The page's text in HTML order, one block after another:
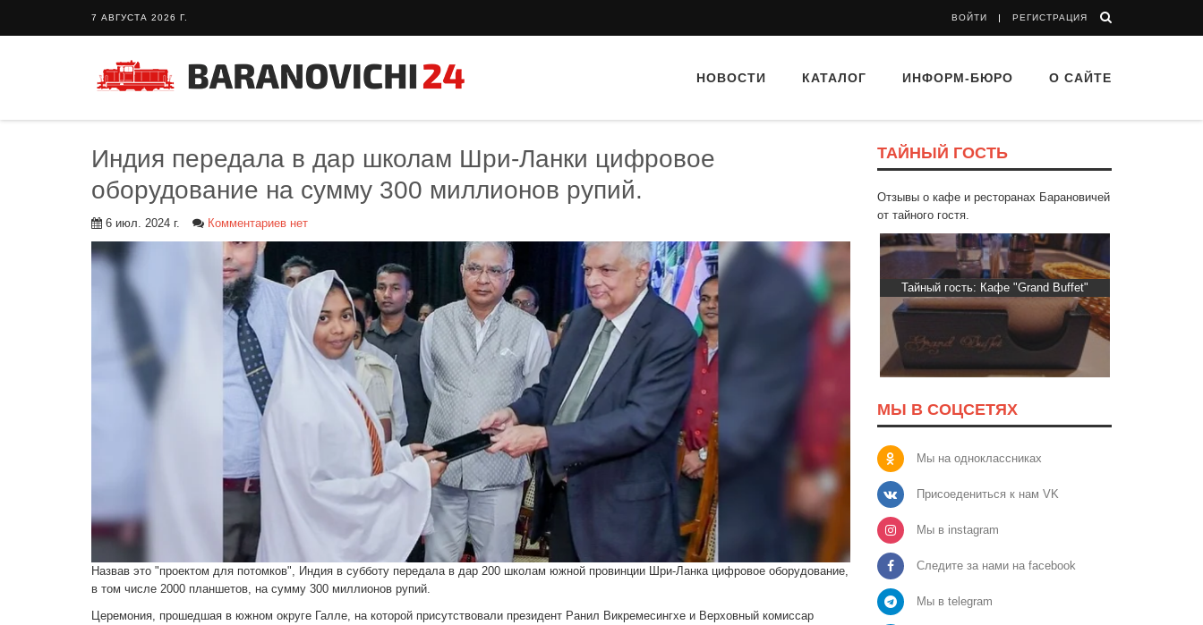
7 АВГУСТА 2026 Г. ВОЙТИ РЕГИСТРАЦИЯ
НОВОСТИ КАТАЛОГ ИНФОРМ-БЮРО О САЙТЕ
Индия передала в дар школам Шри-Ланки цифровое
оборудование на сумму 300 миллионов рупий.
6 июл. 2024 г. Комментариев нет
Назвав это "проектом для потомков", Индия в субботу передала в дар 200 школам южной провинции Шри-Ланка цифровое оборудование,
в том числе 2000 планшетов, на сумму 300 миллионов рупий.
Церемония, прошедшая в южном округе Галле, на которой присутствовали президент Ранил Викремесингхе и Верховный комиссар
ТАЙНЫЙ ГОСТЬ
Отзывы о кафе и ресторанах Барановичей
от тайного гостя.
Тайный гость: кафе «Фасти Хасти» Тайный гость: Кафе "Grand Buffet"
МЫ В СОЦСЕТЯХ
Мы на одноклассниках
Присоедениться к нам VK
Мы в instagram
Следите за нами на facebook
Мы в telegram